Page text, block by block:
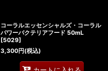
コーラルエッセンシャルズ・コーラル
パワーバクテリアフード 50mL
[5029]
3,300円(税込)